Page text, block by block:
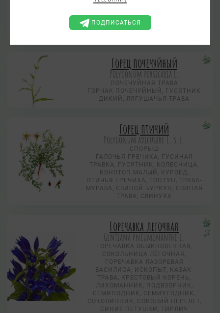
ВОДЯНОЙ ПЕРЕЦ
ЖЕНСКИЙ, ГОРЧИШНАЯ ТРАВА,
ЛЕСНАЯ ГОРЧИЦА, ПЕРЕЦ
Горец почечуйный
Polygonum persicaria L.
ПОЧЕЧУЙНАЯ ТРАВА
ГОРЧАК ПОЧЕЧУЙНЫЙ, ГУСЯТНИК
ДИКИЙ, ЛЯГУШАЧЬЯ ТРАВА
Горец птичий
Polygonum aviculare L. s.l.
СПОРЫШ
ГАЛОЧЬЯ ГРЕЧИХА, ГУСИНАЯ
ТРАВКА, ГУСЯТНИК, КОЛЕСНИЦА,
КОНОТОП МАЛЫЙ, КУРОЕД,
ПТИЧЬЯ ГРЕЧИХА, ТОПТУН, ТРАВА-
МУРАВА, СВИНОЙ БУРКУН, СВИНАЯ
ТРАВА, СВИНУХА
Горечавка легочная
Gentiana pneumonanthe L.
ГОРЕЧАВКА ОБЫКНОВЕННАЯ,
СОКОЛЬНИЦА ЛЁГОЧНАЯ,
ГОРЕЧАВКА ЛАЗОРЕВАЯ
ВАСИЛИСА, ИСКОПЫТ, КАЗАК-
ТРАВА, КРЕСТОВЫЙ КОРЕНЬ,
ЛИХОМАННИК, ПОДВЗОРНИК,
СЕМИПОДНИК, СЕМИУГОДНИК,
СОКОЛИННИК, СОКОЛИЙ ПЕРЕЛЕТ,
СИНИЕ ПЕТУШКИ, ТИРЛИЧ
ПОДПИСАТЬСЯ